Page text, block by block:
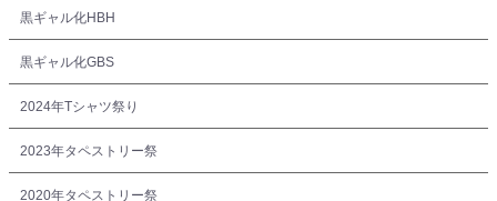
黒ギャル化HBH
黒ギャル化GBS
2024年Tシャツ祭り
2023年タペストリー祭
2020年タペストリー祭